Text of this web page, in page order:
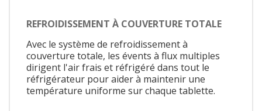
REFROIDISSEMENT À COUVERTURE TOTALE
Avec le système de refroidissement à
couverture totale, les évents à flux multiples
dirigent l'air frais et réfrigéré dans tout le
réfrigérateur pour aider à maintenir une
température uniforme sur chaque tablette.